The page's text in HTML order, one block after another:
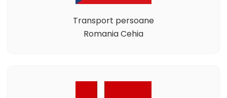
Transport persoane
Romania Cehia